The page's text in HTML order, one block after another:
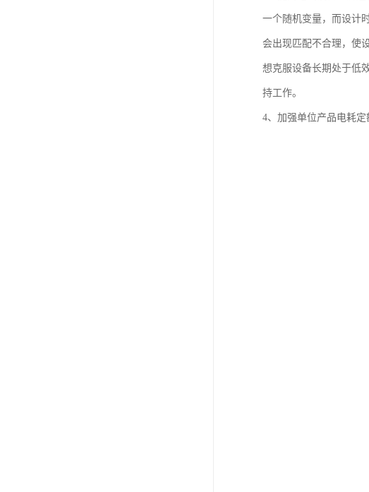
一个随机变量，而设计
会出现匹配不合理，使
想克服设备长期处于低
持工作。
4、加强单位产品电耗